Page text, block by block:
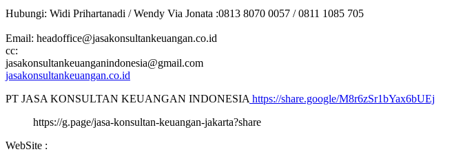
Hubungi: Widi Prihartanadi / Wendy Via Jonata :0813 8070 0057 / 0811 1085 705
Email: headoffice@jasakonsultankeuangan.co.id
cc:
jasakonsultankeuanganindonesia@gmail.com
jasakonsultankeuangan.co.id
PT JASA KONSULTAN KEUANGAN INDONESIA https://share.google/M8r6zSr1bYax6bUEj
https://g.page/jasa-konsultan-keuangan-jakarta?share
WebSite :